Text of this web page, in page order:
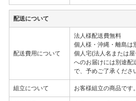
配送について
配送費用について
法人様配送費無料
個人様・沖縄・離島は
個人宅(法人名または
へのお届けには別途配
で、予めご了承くださ
組立について お客様組立の商品です。